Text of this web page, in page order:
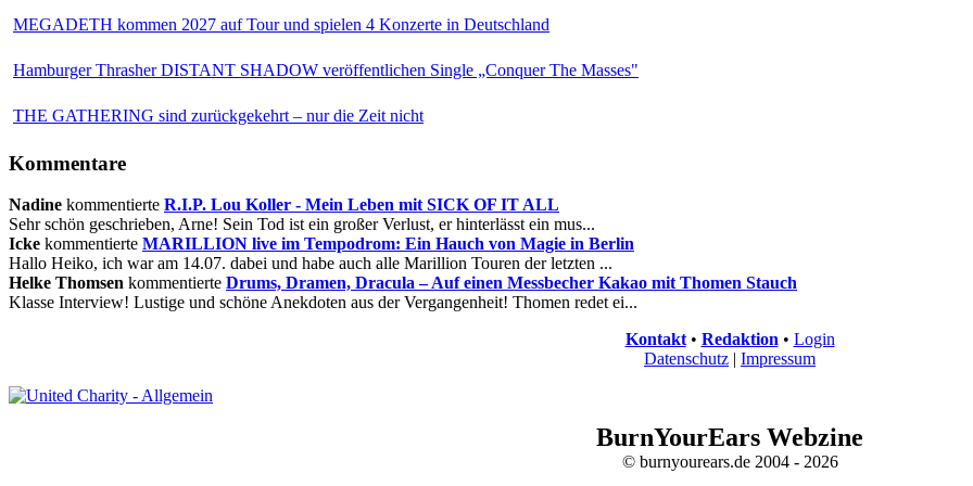
MEGADETH kommen 2027 auf Tour und spielen 4 Konzerte in Deutschland
Hamburger Thrasher DISTANT SHADOW veröffentlichen Single „Conquer The Masses"
THE GATHERING sind zurückgekehrt – nur die Zeit nicht
Kommentare
Nadine kommentierte R.I.P. Lou Koller - Mein Leben mit SICK OF IT ALL
Sehr schön geschrieben, Arne! Sein Tod ist ein großer Verlust, er hinterlässt ein mus...
Icke kommentierte MARILLION live im Tempodrom: Ein Hauch von Magie in Berlin
Hallo Heiko, ich war am 14.07. dabei und habe auch alle Marillion Touren der letzten ...
Helke Thomsen kommentierte Drums, Dramen, Dracula – Auf einen Messbecher Kakao mit Thomen Stauch
Klasse Interview! Lustige und schöne Anekdoten aus der Vergangenheit! Thomen redet ei...
Kontakt• Redaktion • Login
Datenschutz | Impressum
BurnYourEars Webzine
© burnyourears.de 2004 - 2026